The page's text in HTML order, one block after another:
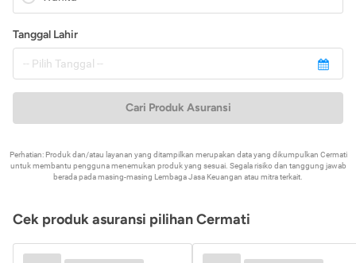
Tanggal Lahir
Cari Produk Asuransi
Perhatian: Produk dan/atau layanan yang ditampilkan merupakan data yang dikumpulkan Cermati
untuk membantu pengguna menemukan produk yang sesuai. Segala risiko dan tanggung jawab
berada pada masing-masing Lembaga Jasa Keuangan atau mitra terkait.
Cek produk asuransi pilihan Cermati